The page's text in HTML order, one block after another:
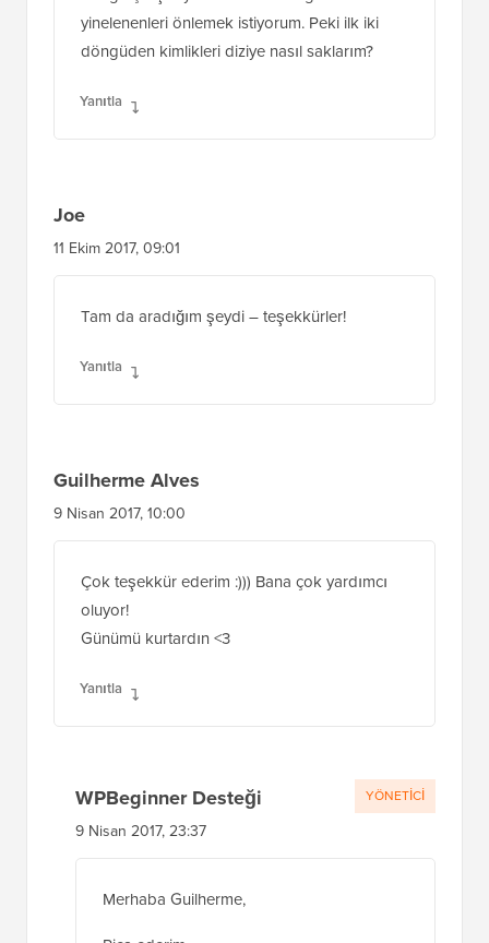
yinelenenleri önlemek istiyorum. Peki ilk iki
döngüden kimlikleri diziye nasıl saklarım?
Yanıtla
Joe
11 Ekim 2017, 09:01
Tam da aradığım şeydi – teşekkürler!
Yanıtla
Guilherme Alves
9 Nisan 2017, 10:00
Çok teşekkür ederim :))) Bana çok yardımcı
oluyor!
Günümü kurtardın <3
Yanıtla
WPBeginner Desteği
9 Nisan 2017, 23:37
Merhaba Guilherme,
YÖNETICI